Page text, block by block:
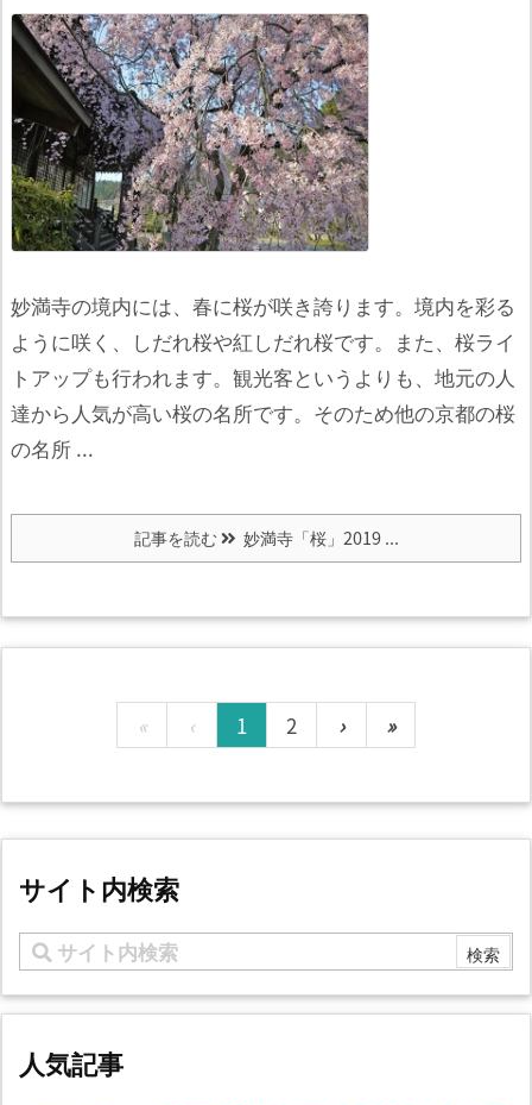
妙満寺の境内には、春に桜が咲き誇ります。境内を彩る
ように咲く、しだれ桜や紅しだれ桜です。 また、桜ライ
トアップも行われます。観光客というよりも、地元の人
達から人気が高い桜の名所です。 そのため他の京都の桜
の名所 ...
記事を読む 妙満寺「桜」2019 ...
« ‹ 1 2 › »
サイト内検索
人気記事